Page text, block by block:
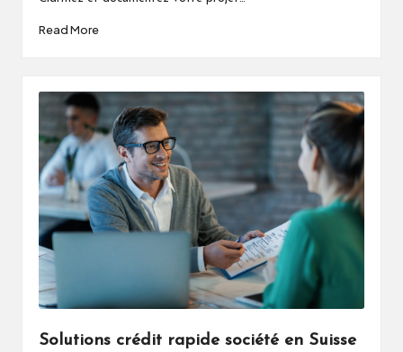
Read More
Solutions crédit rapide société en Suisse